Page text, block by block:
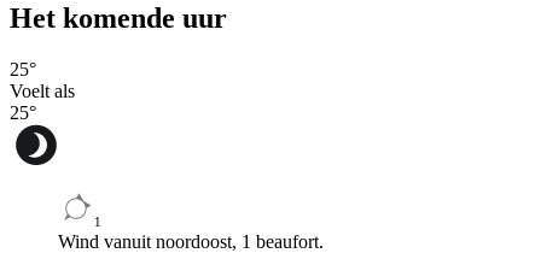
Het komende uur
25°
Voelt als
25°
1
Wind vanuit noordoost, 1 beaufort.